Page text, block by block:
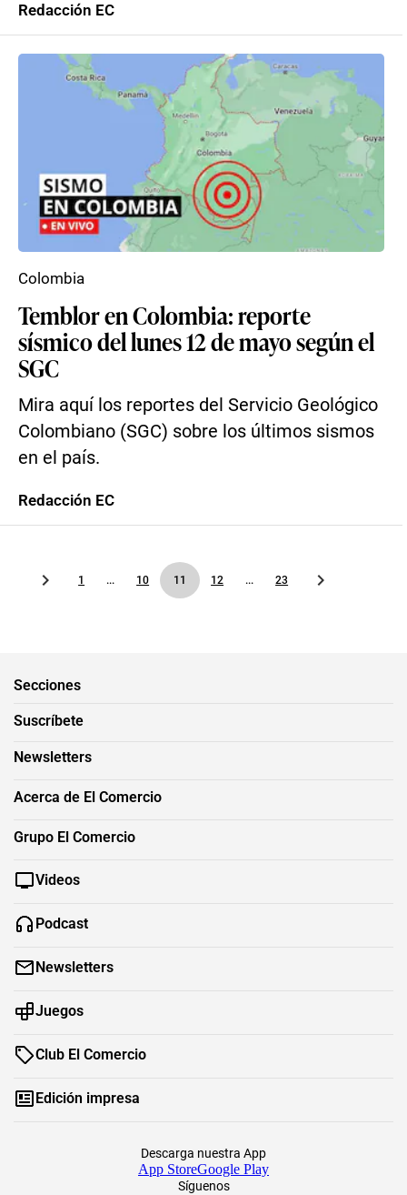
Redacción EC
Temblor en Colombia: reporte
sísmico del lunes 12 de mayo según el
SGC
Mira aquí los reportes del Servicio Geológico
Colombiano (SGC) sobre los últimos sismos
en el país.
Colombia
Redacción EC
1 ... 10 11 12 ... 23
Secciones
Suscríbete
Newsletters
Acerca de El Comercio
Grupo El Comercio
Videos
Podcast
Newsletters
Juegos
Club El Comercio
Edición impresa
Síguenos
Descarga nuestra App
App StoreGoogle Play